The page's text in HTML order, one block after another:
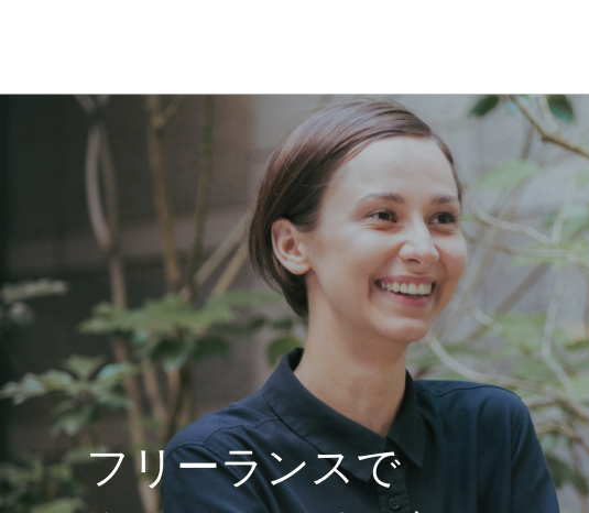
フリーランスで